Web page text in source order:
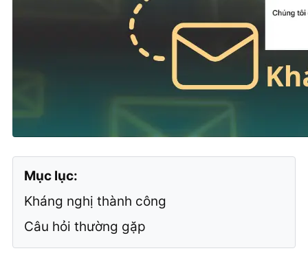
Mục lục:
Kháng nghị thành công
Câu hỏi thường gặp